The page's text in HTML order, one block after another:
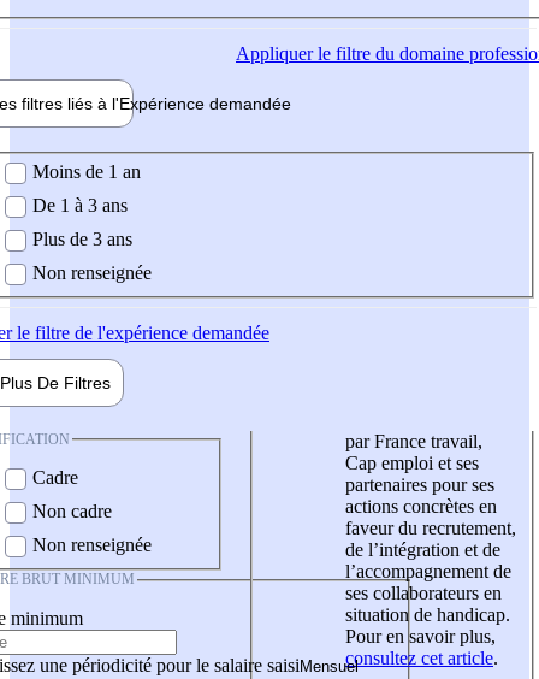
Appliquerle filtre du domaine
filtres liés à l'Expérience demandée
demandée
Moins de 1 an
De 1 à 3 ans
Plus de 3 ans
Non renseignée
le filtre de l'expérience demandée
Plus De Filtres
Cadre
Non cadre
Non renseignée
BRUT MINIMUM
minimum
une périodicité pour le salaire saisi
par France travail,
Cap emploi et ses
partenaires pour ses
actions concrètes en
faveur du recrutement,
de l’intégration et de
l’accompagnement de
ses collaborateurs en
situation de handicap.
Pour en savoir plus,
consultez cet article.